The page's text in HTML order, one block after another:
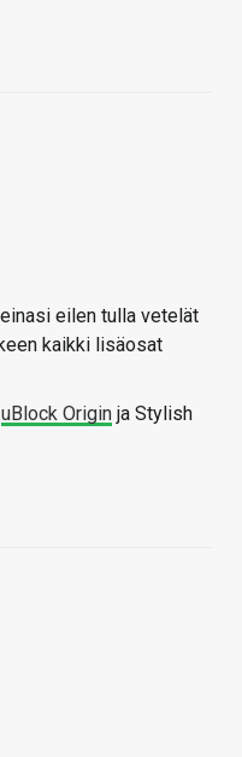
eilen tulla vetelät
kaikki lisäosat
uBlock Origin ja Stylish